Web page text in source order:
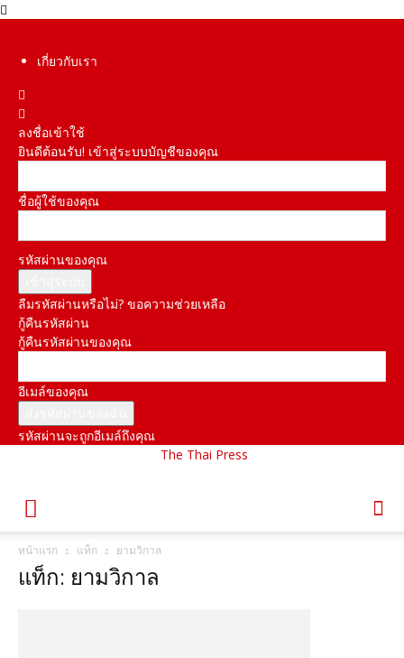
เกี่ยวกับเรา
ลงชื่อเข้าใช้
ยินดีต้อนรับ! เข้าสู่ระบบบัญชีของคุณ
ชื่อผู้ใช้ของคุณ
รหัสผ่านของคุณ
ลืมรหัสผ่านหรือไม่? ขอความช่วยเหลือ
กู้คืนรหัสผ่าน
กู้คืนรหัสผ่านของคุณ
อีเมล์ของคุณ
รหัสผ่านจะถูกอีเมล์ถึงคุณ
The Thai Press
หน้าแรก แท็ก ยามวิกาล
แท็ก: ยามวิกาล